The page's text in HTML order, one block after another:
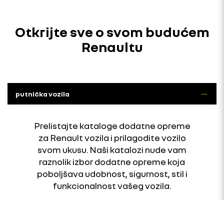
Otkrijte sve o svom budućem
Renaultu
putnička vozila
Prelistajte kataloge dodatne opreme
za Renault vozila i prilagodite vozilo
svom ukusu. Naši katalozi nude vam
raznolik izbor dodatne opreme koja
poboljšava udobnost, sigurnost, stil i
funkcionalnost vašeg vozila.